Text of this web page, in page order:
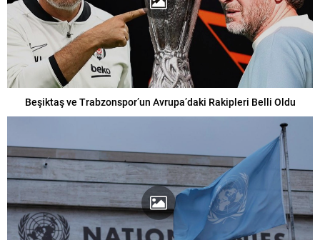
Beşiktaş ve Trabzonspor’un Avrupa’daki Rakipleri Belli Oldu